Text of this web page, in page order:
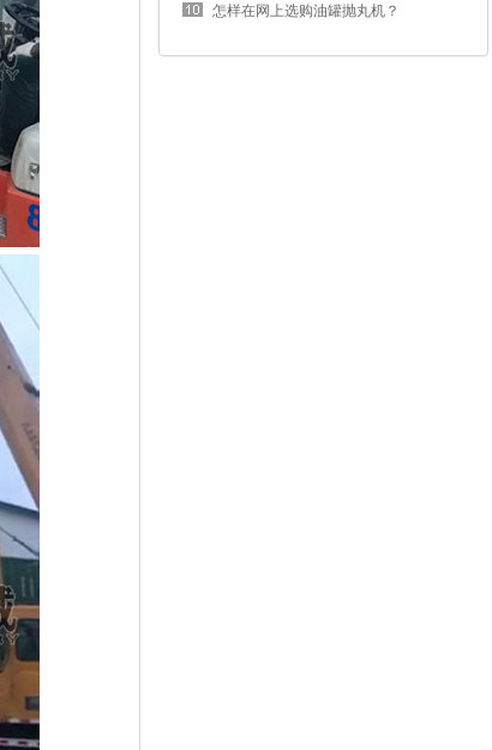
怎样在网上选购油罐抛丸机？